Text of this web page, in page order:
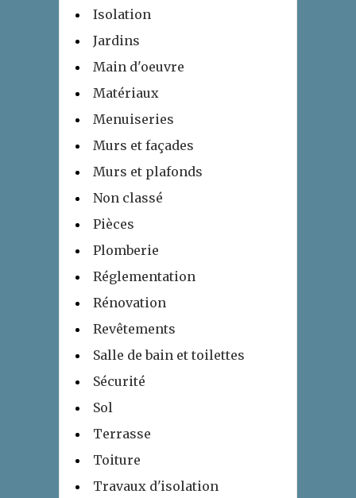
Isolation
Jardins
Main d'oeuvre
Matériaux
Menuiseries
Murs et façades
Murs et plafonds
Non classé
Pièces
Plomberie
Réglementation
Rénovation
Revêtements
Salle de bain et toilettes
Sécurité
Sol
Terrasse
Toiture
Travaux d'isolation